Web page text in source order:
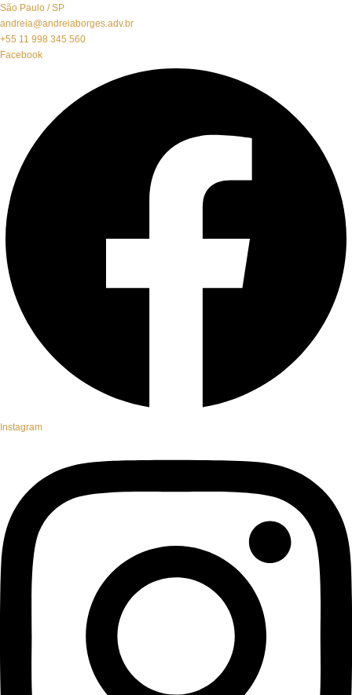
São Paulo / SP
andreia@andreiaborges.adv.br
+55 11 998 345 560
Facebook
Instagram